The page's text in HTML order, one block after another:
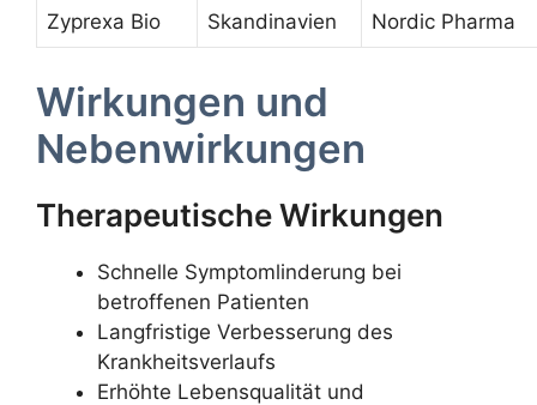
Zyprexa Bio Skandinavien Nordic Pharma
Wirkungen und
Nebenwirkungen
Therapeutische Wirkungen
Schnelle Symptomlinderung bei
betroffenen Patienten
Langfristige Verbesserung des
Krankheitsverlaufs
Erhöhte Lebensqualität und